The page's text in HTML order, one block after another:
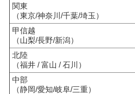
関東
（東京/神奈川/千葉/埼玉）
甲信越
（山梨/長野/新潟）
北陸
（福井 / 富山 / 石川）
中部
（静岡/愛知/岐阜/三重）